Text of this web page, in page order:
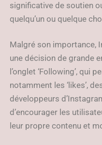
significative de soutien
quelqu’un ou quelque
Malgré son importance,
une décision de grande
l’onglet ‘Following’, qui
notamment les ‘likes’,
développeurs
d’encourager les
leur propre contenu et